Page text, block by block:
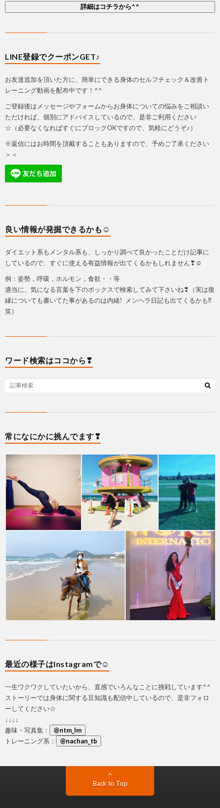
詳細はコチラから^^
LINE登録でクーポンGET♪
お友達追加を頂いた方に、簡単にできる身体のセルフチェック＆改善ト
レーニング動画を配布中です！^^
ご登録後はメッセージやフォームからお身体についての悩みをご相談い
ただければ、個別にアドバイスしているので、是非ご利用ください
☆（必要なくなればすぐにブロックOKですので、気軽にどうぞ♪）
※返信にはお時間を頂戴することもありますので、予めご了承ください
＞＜
良い情報が発掘できるかも☺
ダイエット系もメンタル系も、しっかり調べて良かったことだけ記事に
しているので、すぐに使える有益情報が出てくるかもしれません❣☺
例：姿勢，呼吸，ホルモン，食欲・・等
適当に、気になる言葉を下のボックスで検索してみて下さいね❣（実は復
縁についても書いてた事があるのは内緒! メンヘラ日記も出てくるかも⁉
笑）
ワード検索はココから❣
常になにかに挑んでます❣
最近の様子はInstagramで☺
一生ワクワクしていたいから、直感でいろんなことに挑戦しています^^
ストーリーでは身体に関する豆知識も配信中しているので、是非フォロ
ーしてください☆
↓↓↓↓
趣味・写真集：
@ntm_lm
トレーニング系：
@nachan_tb
Back to Top